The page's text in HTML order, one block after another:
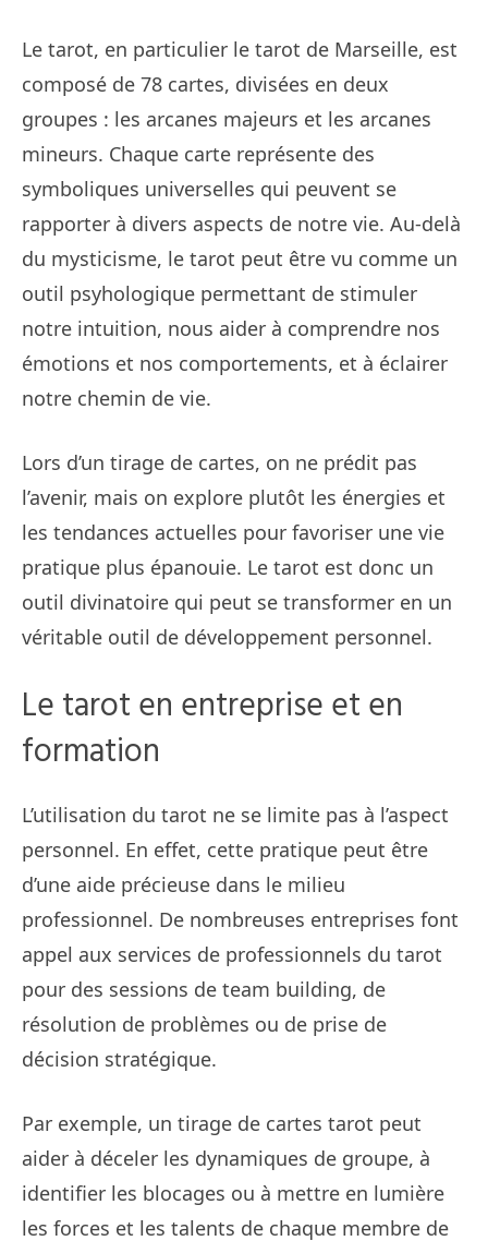
Le tarot, en particulier le tarot de Marseille, est
composé de 78 cartes, divisées en deux
groupes : les arcanes majeurs et les arcanes
mineurs. Chaque carte représente des
symboliques universelles qui peuvent se
rapporter à divers aspects de notre vie. Au-delà
du mysticisme, le tarot peut être vu comme un
outil psyhologique permettant de stimuler
notre intuition, nous aider à comprendre nos
émotions et nos comportements, et à éclairer
notre chemin de vie.
Lors d’un tirage de cartes, on ne prédit pas
l’avenir, mais on explore plutôt les énergies et
les tendances actuelles pour favoriser une vie
pratique plus épanouie. Le tarot est donc un
outil divinatoire qui peut se transformer en un
véritable outil de développement personnel.
Le tarot en entreprise et en
formation
L’utilisation du tarot ne se limite pas à l’aspect
personnel. En effet, cette pratique peut être
d’une aide précieuse dans le milieu
professionnel. De nombreuses entreprises font
appel aux services de professionnels du tarot
pour des sessions de team building, de
résolution de problèmes ou de prise de
décision stratégique.
Par exemple, un tirage de cartes tarot peut
aider à déceler les dynamiques de groupe, à
identifier les blocages ou à mettre en lumière
les forces et les talents de chaque membre de